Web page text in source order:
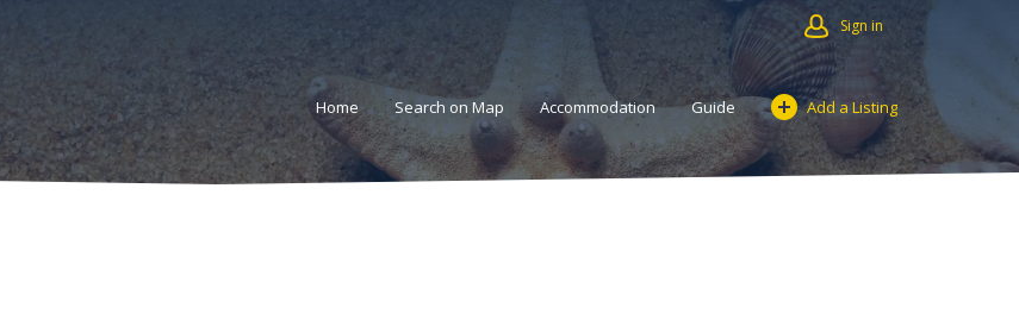
Sign in
Home Search on Map Accommodation Guide Add a Listing